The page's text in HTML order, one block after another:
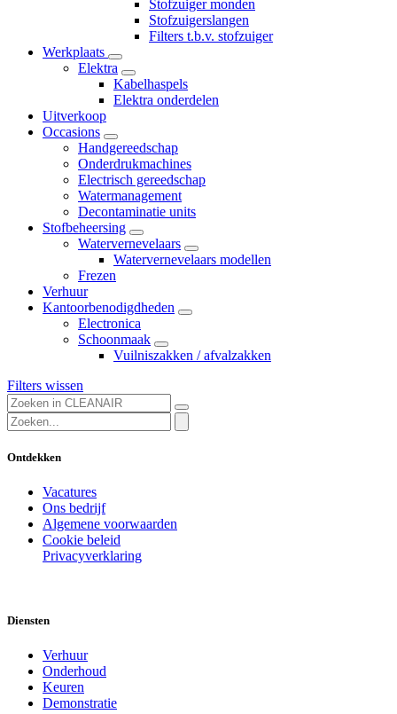
Stofzuiger monden
Stofzuigerslangen
Filters t.b.v. stofzuiger
Werkplaats
Elektra
Kabelhaspels
Elektra onderdelen
Uitverkoop
Occasions
Handgereedschap
Onderdrukmachines
Electrisch gereedschap
Watermanagement
Decontaminatie units
Stofbeheersing
Watervernevelaars
Watervernevelaars modellen
Frezen
Verhuur
Kantoorbenodigdheden
Electronica
Schoonmaak
Vuilniszakken / afvalzakken
Filters wissen
Ontdekken
Vacatures
Ons bedrijf
Algemene voorwaarden
Cookie beleid
Privacyverklaring
Diensten
Verhuur
Onderhoud
Keuren
Demonstratie